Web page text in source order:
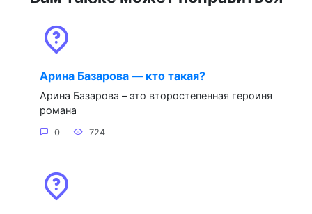
Арина Базарова — кто такая?
Арина Базарова – это второстепенная героиня
романа
0 724